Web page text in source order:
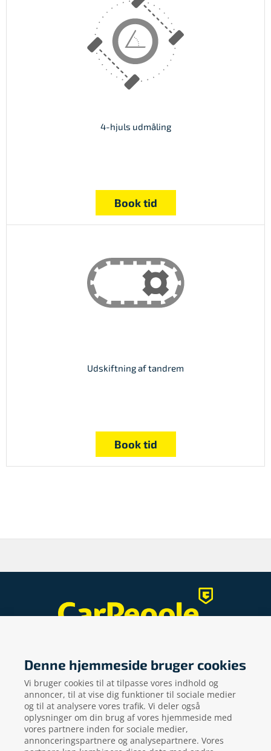
Denne hjemmeside bruger cookies
Vi bruger cookies til at tilpasse vores indhold og
annoncer, til at vise dig funktioner til sociale medier
og til at analysere vores trafik. Vi deler også
oplysninger om din brug af vores hjemmeside med
vores partnere inden for sociale medier,
annonceringspartnere og analysepartnere. Vores
4-hjuls udmåling
Book tid
Udskiftning af tandrem
Book tid
5560 Aarup
CVR: 73648718
local_phoneKontakt os her